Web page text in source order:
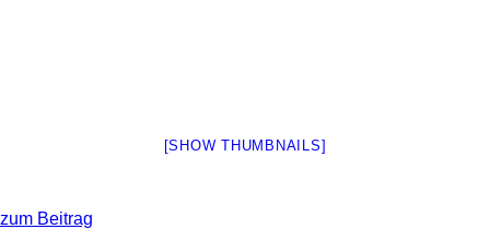
[SHOW THUMBNAILS]
zum Beitrag